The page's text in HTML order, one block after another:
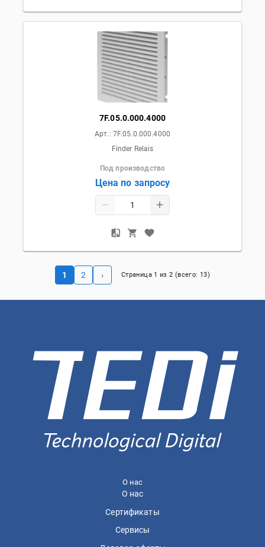
7F.05.0.000.4000
Арт.: 7F.05.0.000.4000
Finder Relais
Под производство
Цена по запросу
1 2 › Страница 1 из2 (всего: 13)
О нас
О нас
Сертификаты
Сервисы